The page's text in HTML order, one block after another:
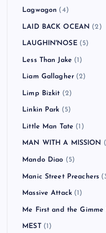
Lagwagon (4)
LAID BACK OCEAN (2)
LAUGHIN'NOSE(5)
Less Than Jake (1)
Liam Gallagher (2)
Limp Bizkit (2)
Linkin Park (5)
Little Man Tate (1)
MAN WITH A MISSION
Mando Diao (5)
Manic Street Preachers
Massive Attack (1)
Me First and the Gimme
MEST(1)